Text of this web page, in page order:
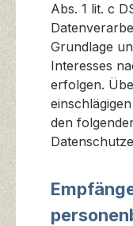
Abs. 1 lit. c
Grundlage
Interesses
erfolgen.
den